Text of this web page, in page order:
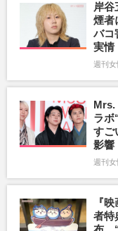
岸谷
煙者
バコ
実情
週刊女
Mrs.
ラボ
すご
影響
週刊女
『
者特